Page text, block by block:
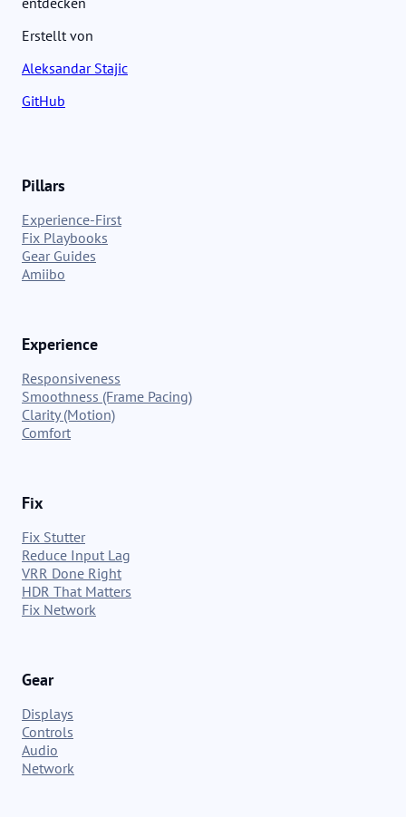
Erstellt von
Aleksandar Stajic
GitHub
Pillars
Experience-First
Fix Playbooks
Gear Guides
Amiibo
Experience
Responsiveness
Smoothness (Frame Pacing)
Clarity (Motion)
Comfort
Fix
Fix Stutter
Reduce Input Lag
VRR Done Right
HDR That Matters
Fix Network
Gear
Displays
Controls
Audio
Network